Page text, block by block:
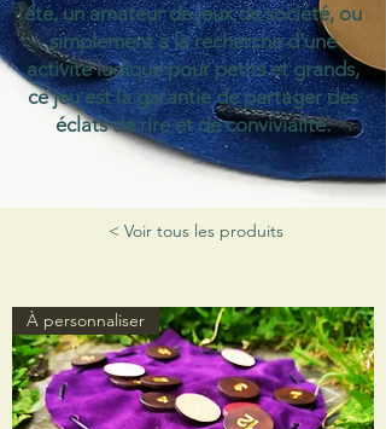
été, un amateur de jeux de société, ou
simplement à la recherche d'une
activité ludique pour petits et grands,
ce jeu est la garantie de partager des
éclats de rire et de convivialité.
< Voir tous les produits
À personnaliser